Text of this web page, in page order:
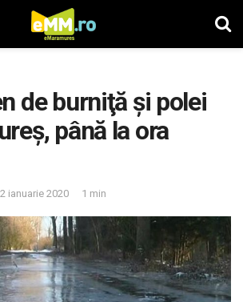
de burniţă şi polei
până la ora
ianuarie 2020 1 min